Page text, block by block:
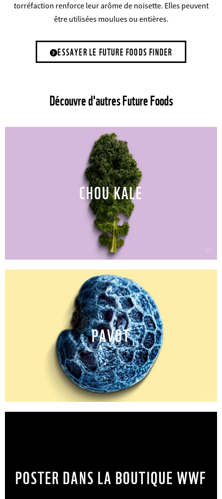
torréfaction renforce leur arôme de noisette. Elles peuvent
être utilisées moulues ou entières.
ESSAYER LE FUTURE FOODS FINDER
Découvre d'autres Future Foods
©
CHOU KALE
©
PAVOT
POSTER DANS LA BOUTIQUE WWF